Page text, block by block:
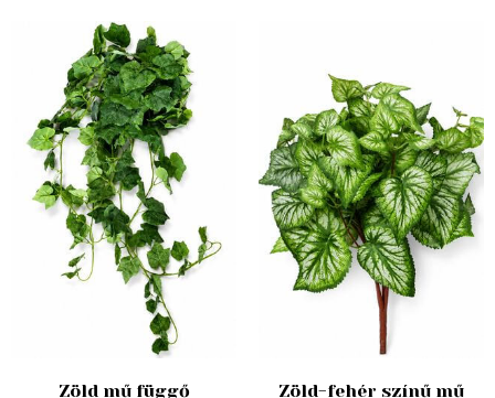
Zöld mű függő Zöld-fehér színű mű